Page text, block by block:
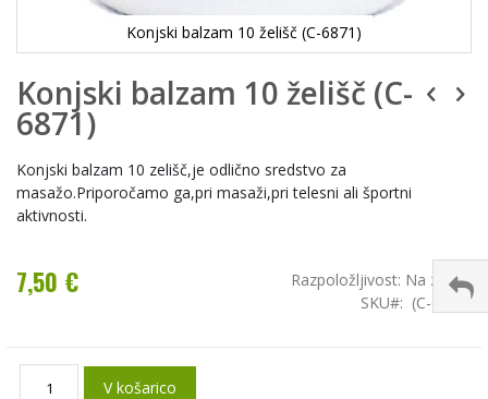
Konjski balzam 10 želišč (C-6871)
Konjski balzam 10 želišč (C-
6871)
Konjski balzam 10 zelišč,je odlično sredstvo za
masažo.Priporočamo ga,pri masaži,pri telesni ali športni
aktivnosti.
7,50 € Razpoložljivost: Na zalogi
SKU
(C-6871)
V košarico